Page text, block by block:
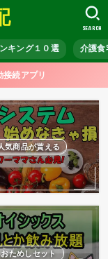
キング１０選 介護食
SEARCH
続アプリ
気商品が貰える
おためしセット